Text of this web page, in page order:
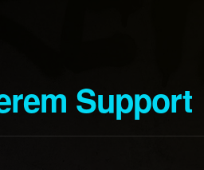
Support